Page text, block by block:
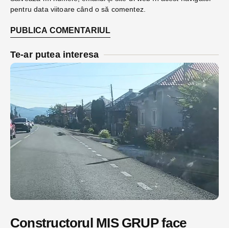
pentru data viitoare când o să comentez.
Te-ar putea interesa
Constructorul MIS GRUP face